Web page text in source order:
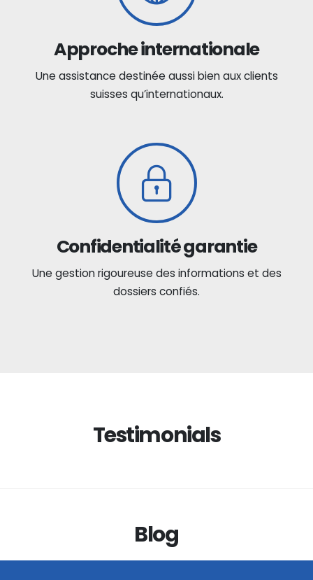
Approche internationale
Une assistance destinée aussi bien aux clients
suisses qu’internationaux.
Confidentialité garantie
Une gestion rigoureuse des informations et des
dossiers confiés.
Testimonials
Blog